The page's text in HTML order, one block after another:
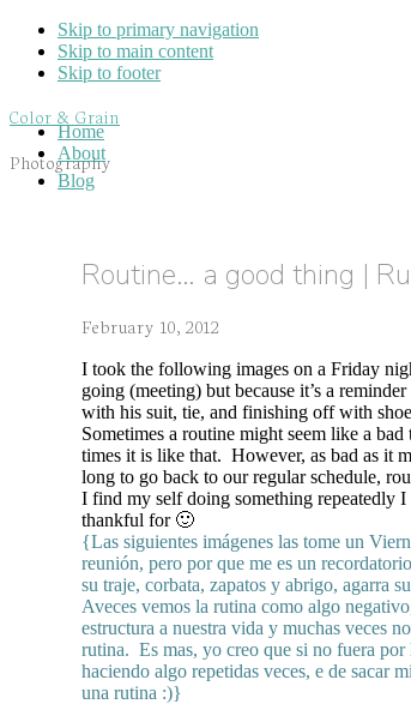
Skip to primary navigation
Skip to main content
Skip to footer
Color & Grain
Photography
Blog
Home
About
Routine… a good thing |
February 10, 2012
I took the following images on a Friday
going (meeting) but because it’s a
with his suit, tie, and finishing off with
Sometimes a routine might seem like a
times it is like that. However, as bad as it
long to go back to our regular schedule,
I find my self doing something repeatedly
thankful for 🙂
{Las siguientes imágenes las tome un
reunión, pero por que me es un
su traje, corbata, zapatos y abrigo, agarra
Aveces vemos la rutina como algo
estructura a nuestra vida y muchas veces
rutina. Es mas, yo creo que si no fuera por
haciendo algo repetidas veces, e de sacar
una rutina :)}